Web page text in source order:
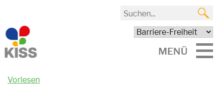
MENÜ
Vorlesen